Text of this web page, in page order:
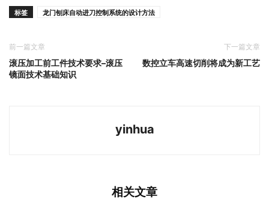
标签 龙门刨床自动进刀控制系统的设计方法
前一篇文章
滚压加工前工件技术要求–滚压
镜面技术基础知识
下一篇文章
数控立车高速切削将成为新工艺
yinhua
相关文章